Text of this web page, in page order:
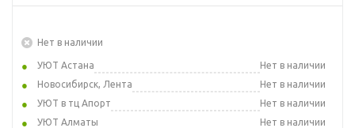
Нет в наличии
УЮТ Астана
Нет в наличии
Новосибирск, Лента
Нет в наличии
УЮТ в тц Апорт
Нет в наличии
УЮТ Алматы
Нет в наличии